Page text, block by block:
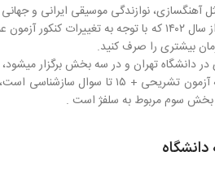
نوازندگی موسیقی ایرانی و
بیشتری را صرف کنید.
دانشگاه تهران و در سه بخش برگزار
بخش اول آهنگسازی مربوط به
بخش سوم مربوط به سلفژ است .
دانشگاه